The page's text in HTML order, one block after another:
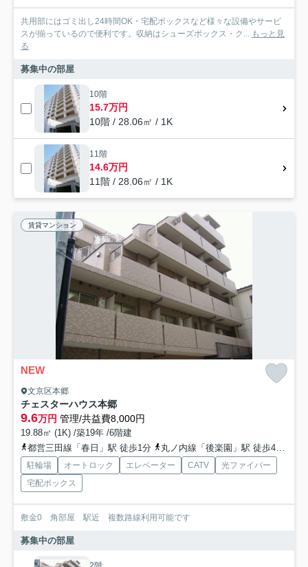
共用部にはゴミ出し24時間OK・宅配ボックスなど様々な設備やサービ
スが揃っているので便利です。収納はシューズボックス・ク... もっと見
る
募集中の部屋
10階
15.7万円
10階 / 28.06㎡ / 1K
11階
14.6万円
11階 / 28.06㎡ / 1K
賃貸マンション
NEW
文京区本郷
チェスターハウス本郷
9.6万円 管理/共益費8,000円
19.88㎡ (1K) /築19年 /6階建
都営三田線「春日」駅 徒歩1分
丸ノ内線「後楽園」駅 徒歩4分
駐輪場 オートロック エレベーター CATV
光ファイバー
宅配ボックス
敷金0 角部屋 駅近 複数路線利用可能です
募集中の部屋